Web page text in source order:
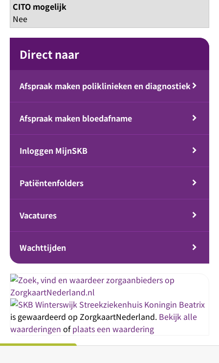
CITO mogelijk
Nee
Direct naar
Afspraak maken poliklinieken en diagnostiek
Afspraak maken bloedafname
Inloggen MijnSKB
Patiëntenfolders
Vacatures
Wachttijden
Streekziekenhuis Koningin Beatrix
is gewaardeerd op ZorgkaartNederland. Bekijk alle
waarderingen ofplaats een waardering